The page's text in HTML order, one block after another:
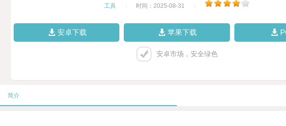
工具 时间：2025-08-31
安卓下载 苹果下载
安卓市场，安全绿色
简介